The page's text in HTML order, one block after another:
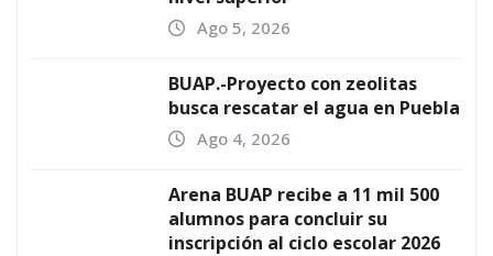
Ago 5, 2026
BUAP.-Proyecto con zeolitas
busca rescatar el agua en Puebla
Ago 4, 2026
Arena BUAP recibe a 11 mil 500
alumnos para concluir su
inscripción al ciclo escolar 2026